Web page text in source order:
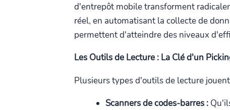
d'entrepôt mobile transforment
réel, en automatisant la collecte de
permettent d'atteindre des niveaux
Les Outils de Lecture : La Clé d'un
Plusieurs types d'outils de lecture
Scanners de codes-barres :